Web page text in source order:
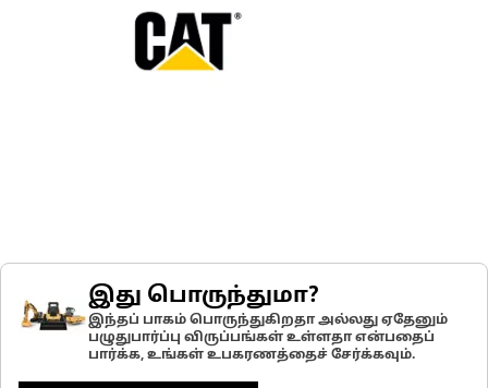
இது பொருந்துமா?
இந்தப் பாகம் பொருந்துகிறதா அல்லது ஏதேனும்
பழுதுபார்ப்பு விருப்பங்கள் உள்ளதா என்பதைப்
பார்க்க, உங்கள் உபகரணத்தைச் சேர்க்கவும்.